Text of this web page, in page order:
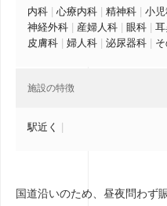
内科 心療内科 精神科 小
神経外科
産婦人科 眼科
皮膚科
婦人科 泌尿器科
施設の特徴
駅近く
国道沿いのため、昼夜問わず